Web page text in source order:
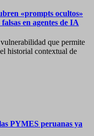
«prompts ocultos»
en agentes de IA
que permite
historial contextual de
PYMES peruanas ya